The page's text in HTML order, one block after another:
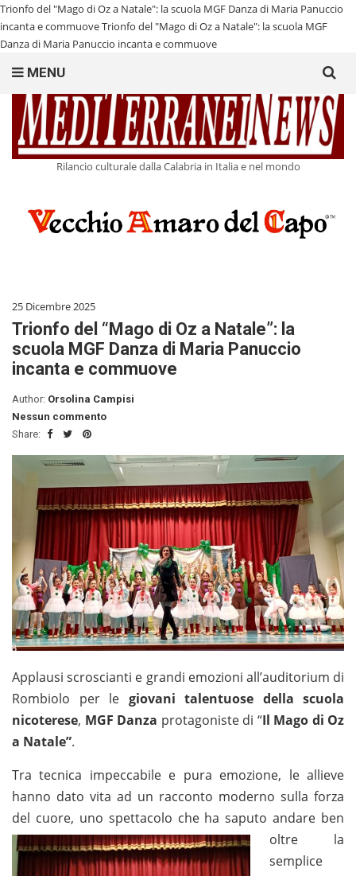
Trionfo del "Mago di Oz a Natale": la scuola MGF Danza di Maria Panuccio
incanta e commuoveTrionfo del "Mago di Oz a Natale": la scuola MGF
Danza di Maria Panuccio incanta e commuove
Rilancio culturale dalla Calabria in Italia e nel mondo
MENU
for:
25 Dicembre 2025
Trionfo del “Mago di Oz a Natale”: la
scuola MGF Danza di Maria Panuccio
incanta e commuove
Author: Orsolina Campisi
Nessun commento
Share:
Applausi scroscianti e grandi emozioni all’auditorium di
Rombiolo per le giovani talentuose della scuola
nicoterese, MGF Danza protagoniste di “Il Mago di Oz
a Natale”.
Tra tecnica impeccabile e pura emozione, le allieve
hanno dato vita ad un racconto moderno sulla forza
del cuore, uno spettacolo che hasaputo andare ben
oltre la
semplice